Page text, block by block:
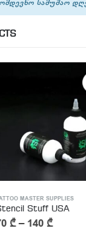
სამუშაო
TATTOO